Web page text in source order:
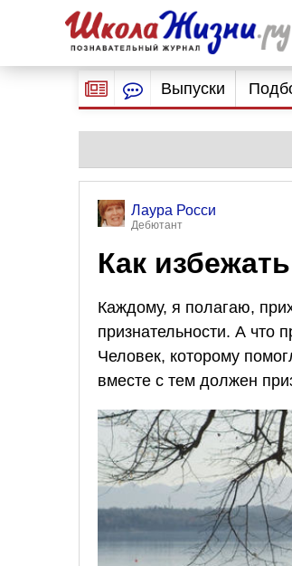
Выпуски
Лаура Росси
Дебютант
Как
Каждому, я полагаю,
признательности. А что
Человек, которому
вместе с тем должен